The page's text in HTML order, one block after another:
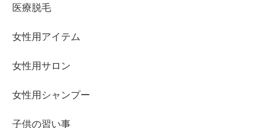
医療脱毛
女性用アイテム
女性用サロン
女性用シャンプー
子供の習い事